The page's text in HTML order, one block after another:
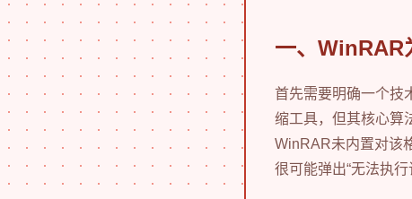
一、WinRAR
首先需要明确一个技
缩工具，但其核心算
WinRAR未内置对该
很可能弹出“无法执行